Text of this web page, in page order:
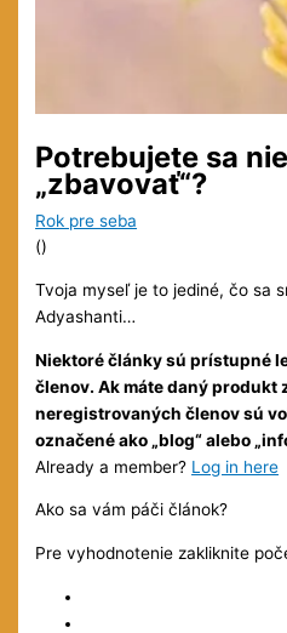
Potrebujete sa
„zbavovať“?
Rok pre seba
()
Tvoja myseľ je to jediné, čo sa
Adyashanti…
Niektoré články sú prístupné
členov. Ak máte daný produkt
neregistrovaných členov sú
označené ako „blog“ alebo
Already a member? Log in here
Ako sa vám páči článok?
Pre vyhodnotenie zakliknite